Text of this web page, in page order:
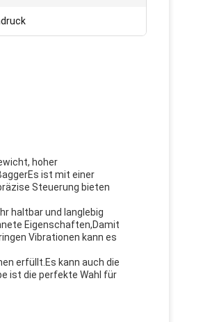
hoher
ist mit einer
Steuerung bieten
haltbar und langlebig
Eigenschaften,Damit
Vibrationen kann es
erfüllt.Es kann auch die
ist die perfekte Wahl für